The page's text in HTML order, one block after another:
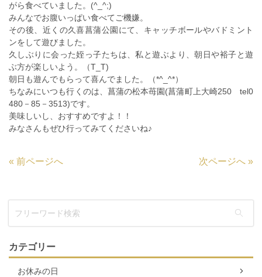
がら食べていました。(^_^;)
みんなでお腹いっぱい食べてご機嫌。
その後、近くの久喜菖蒲公園にて、キャッチボールやバドミント
ンをして遊びました。
久しぶりに会った姪っ子たちは、私と遊ぶより、朝日や裕子と遊
ぶ方が楽しいよう。（T_T)
朝日も遊んでもらって喜んでました。（*^_^*）
ちなみにいつも行くのは、菖蒲の松本苺園(菖蒲町上大崎250 tel0
480－85－3513)です。
美味しいし、おすすめですよ！！
みなさんもぜひ行ってみてくださいね♪
« 前ページへ 次ページへ »
カテゴリー
お休みの日